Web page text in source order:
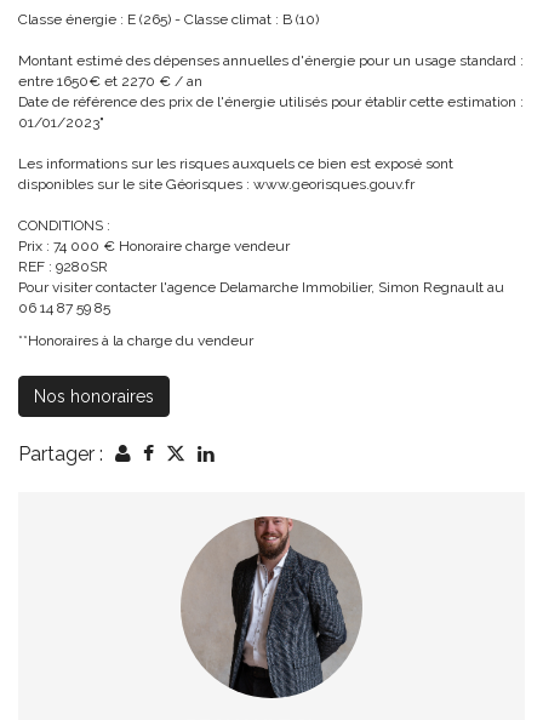
Classe énergie : E (265) - Classe climat : B (10)
Montant estimé des dépenses annuelles d'énergie pour un usage standard :
entre 1650€ et 2270 € / an
Date de référence des prix de l'énergie utilisés pour établir cette estimation :
01/01/2023"
Les informations sur les risques auxquels ce bien est exposé sont
disponibles sur le site Géorisques : www.georisques.gouv.fr
CONDITIONS :
Prix : 74 000 € Honoraire charge vendeur
REF : 9280SR
Pour visiter contacter l'agence Delamarche Immobilier, Simon Regnault au
06 14 87 59 85
**Honoraires à la charge du vendeur
Nos honoraires
Partager :